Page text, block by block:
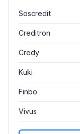
Soscredit
Creditron
Credy
Kuki
Finbo
Vivus